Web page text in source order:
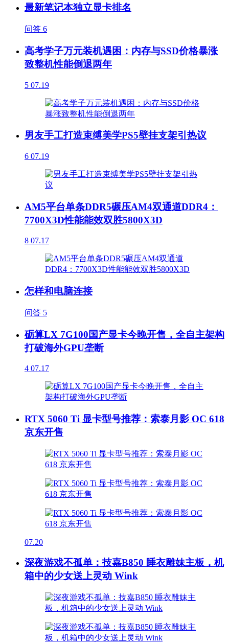
最新笔记本独立显卡排名
问答 6
高考学子万元装机遇困：内存与SSD价格暴涨
致整机性能倒退两年
5 07.19
男友手工打造束缚美学PS5壁挂支架引热议
6 07.19
AM5平台单条DDR5碾压AM4双通道DDR4：
7700X3D性能能效双胜5800X3D
8 07.17
怎样和电脑连接
问答 5
砺算LX 7G100国产显卡今晚开售，全自主架构
打破海外GPU垄断
4 07.17
RTX 5060 Ti 显卡型号推荐：索泰月影 OC 618
京东开售
07.20
深夜游戏不孤单：技嘉B850 睡衣雕妹主板，机
箱中的少女送上灵动 Wink